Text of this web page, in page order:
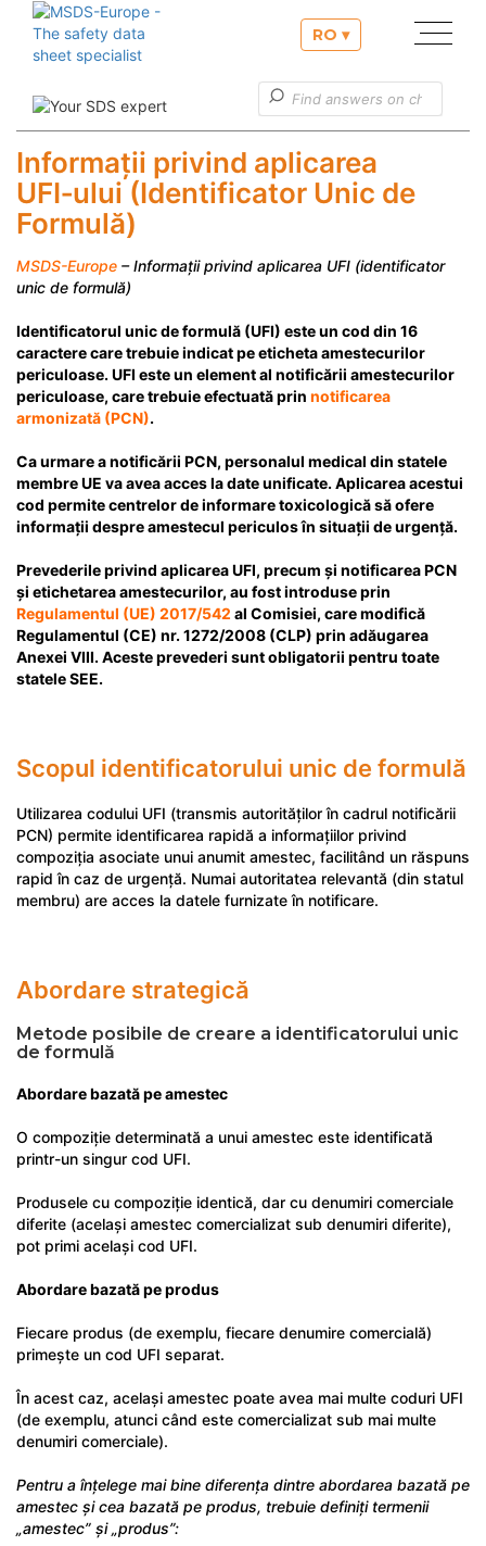
RO ▾
Serviciile noastre
Informaţii utile
Serviciu clienţi
Informații privind aplicarea
UFI‑ului (Identificator Unic de
Formulă)
MSDS-Europe – Informații privind aplicarea UFI (identificator
unic de formulă)
Identificatorul unic de formulă (UFI) este un cod din 16
caractere care trebuie indicat pe eticheta amestecurilor
periculoase. UFI este un element al notificării amestecurilor
periculoase, care trebuie efectuată prin notificarea
armonizată (PCN).
Ca urmare a notificării PCN, personalul medical din statele
membre UE va avea acces la date unificate. Aplicarea acestui
cod permite centrelor de informare toxicologică să ofere
informații despre amestecul periculos în situații de urgență.
Prevederile privind aplicarea UFI, precum și notificarea PCN
și etichetarea amestecurilor, au fost introduse prin
Regulamentul (UE) 2017/542 al Comisiei, care modifică
Regulamentul (CE) nr. 1272/2008 (CLP) prin adăugarea
Anexei VIII. Aceste prevederi sunt obligatorii pentru toate
statele SEE.
Scopul identificatorului unic de formulă
Utilizarea codului UFI (transmis autorităților în cadrul notificării
PCN) permite identificarea rapidă a informațiilor privind
compoziția asociate unui anumit amestec, facilitând un răspuns
rapid în caz de urgență. Numai autoritatea relevantă (din statul
membru) are acces la datele furnizate în notificare.
Abordare strategică
Metode posibile de creare a identificatorului unic
de formulă
Abordare bazată pe amestec
O compoziție determinată a unui amestec este identificată
printr-un singur cod UFI.
Produsele cu compoziție identică, dar cu denumiri comerciale
diferite (același amestec comercializat sub denumiri diferite),
pot primi același cod UFI.
Abordare bazată pe produs
Fiecare produs (de exemplu, fiecare denumire comercială)
primește un cod UFI separat.
În acest caz, același amestec poate avea mai multe coduri UFI
(de exemplu, atunci când este comercializat sub mai multe
denumiri comerciale).
Pentru a înțelege mai bine diferența dintre abordarea bazată pe
amestec și cea bazată pe produs, trebuie definiți termenii
„amestec” și „produs”: